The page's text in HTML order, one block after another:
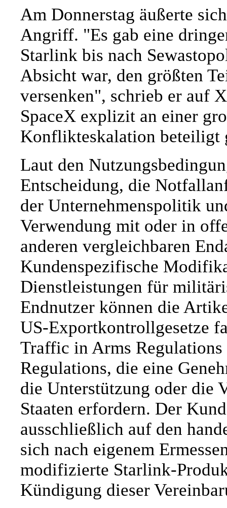
Am Donnerstag äußerte
Angriff. "Es gab eine
Starlink bis nach
Absicht war, den größten
versenken", schrieb er auf
SpaceX explizit an einer
Konflikteskalation beteiligt
Laut den
Entscheidung, die
der Unternehmenspolitik
Verwendung mit oder in
anderen vergleichbaren
Kundenspezifische
Dienstleistungen für
Endnutzer können die
US-Exportkontrollgesetze
Traffic in Arms
Regulations, die eine
die Unterstützung oder die
Staaten erfordern. Der
ausschließlich auf den
sich nach eigenem
modifizierte Starlink-
Kündigung dieser